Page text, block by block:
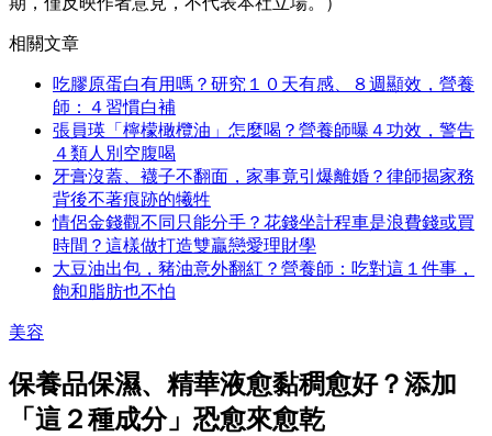
相關文章
吃膠原蛋白有用嗎？研究１０天有感、８週顯效，營養
師：４習慣白補
張員瑛「檸檬橄欖油」怎麼喝？營養師曝４功效，警告
４類人別空腹喝
牙膏沒蓋、襪子不翻面，家事竟引爆離婚？律師揭家務
背後不著痕跡的犧牲
情侶金錢觀不同只能分手？花錢坐計程車是浪費錢或買
時間？這樣做打造雙贏戀愛理財學
大豆油出包，豬油意外翻紅？營養師：吃對這１件事，
飽和脂肪也不怕
美容
保養品保濕、精華液愈黏稠愈好？添加
「這２種成分」恐愈來愈乾